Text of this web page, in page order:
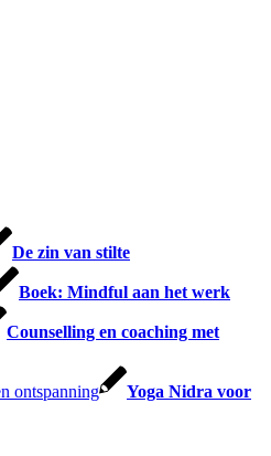
De zin van stilte
Boek: Mindful aan het werk
Counselling en coaching met
Yoga Nidra voor